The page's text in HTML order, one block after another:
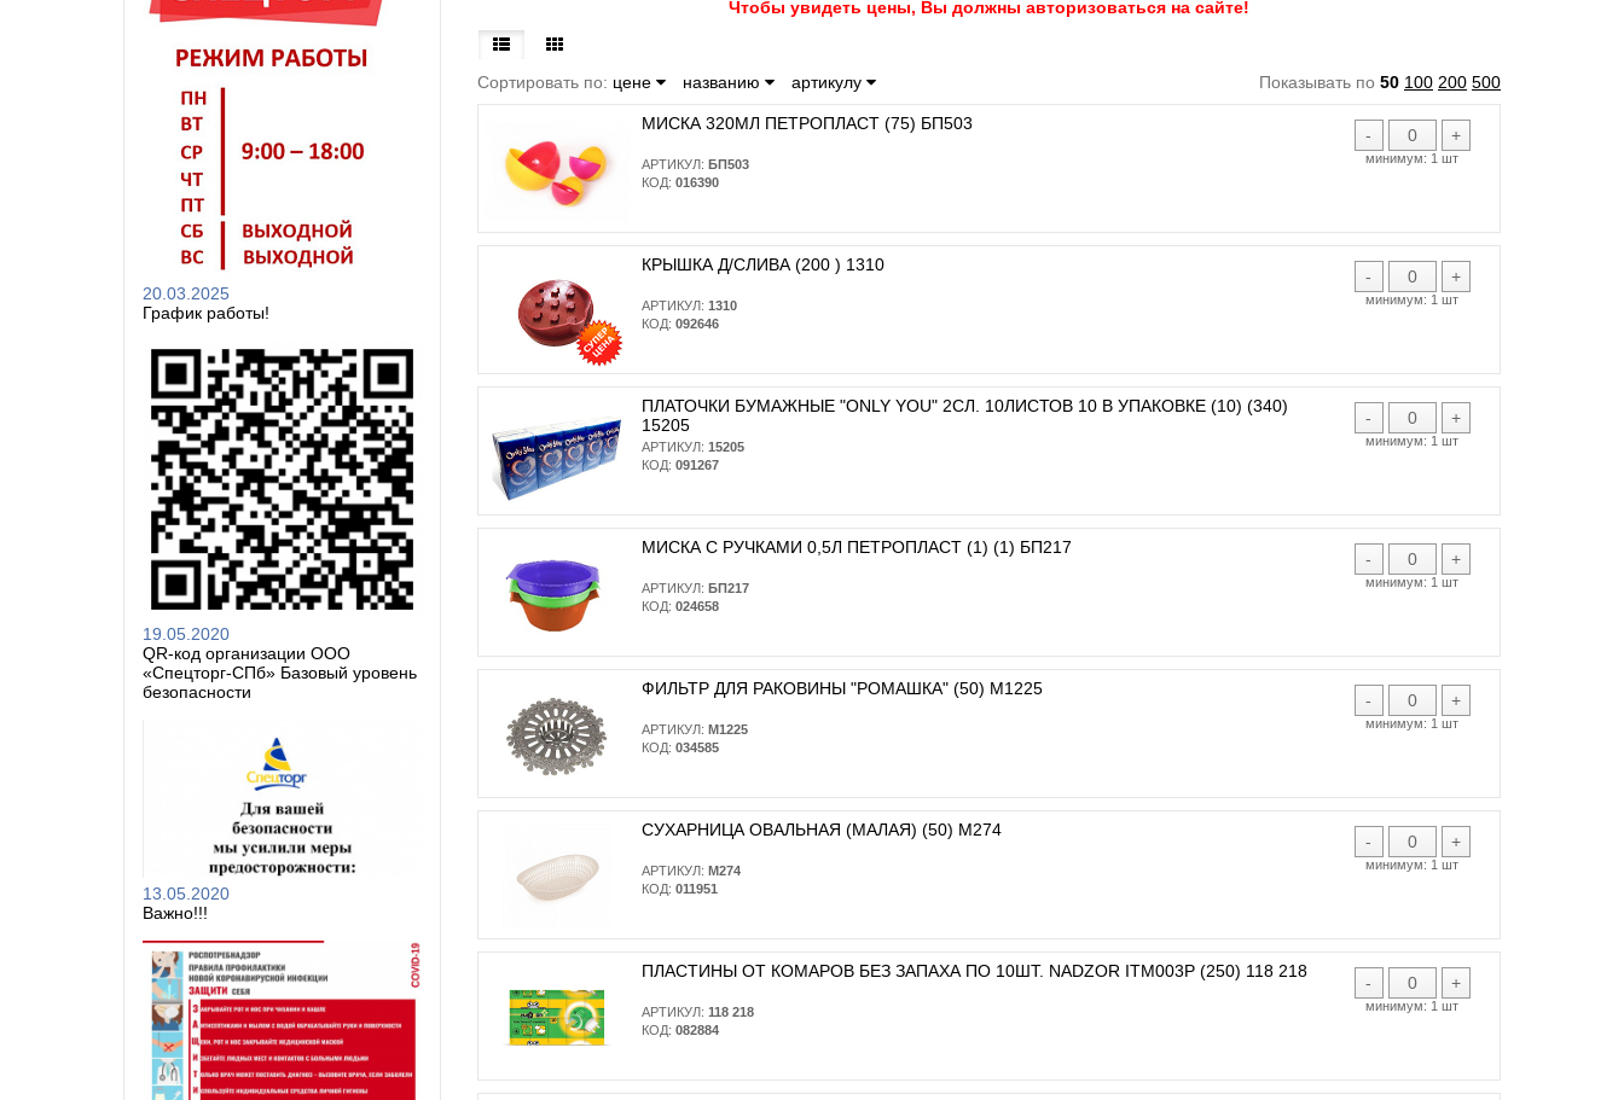
20.03.2025
График работы!
19.05.2020
QR-код организации ООО
«Спецторг-СПб» Базовый уровень
безопасности
13.05.2020
Важно!!!
Чтобы увидеть цены, Вы должны авторизоваться на сайте!
Сортировать по: цене названию артикулу Показывать по 50 100 200 500
- +
минимум: 1 шт
МИСКА 320МЛ ПЕТРОПЛАСТ (75) БП503
АРТИКУЛ: БП503
КОД: 016390
- +
минимум: 1 шт
КРЫШКА Д/СЛИВА (200 ) 1310
АРТИКУЛ: 1310
КОД: 092646
- +
минимум: 1 шт
ПЛАТОЧКИ БУМАЖНЫЕ "ONLY YOU" 2СЛ. 10ЛИСТОВ 10 В УПАКОВКЕ (10) (340)
15205
АРТИКУЛ: 15205
КОД: 091267
- +
минимум: 1 шт
МИСКА С РУЧКАМИ 0,5Л ПЕТРОПЛАСТ (1) (1) БП217
АРТИКУЛ: БП217
КОД: 024658
- +
минимум: 1 шт
ФИЛЬТР ДЛЯ РАКОВИНЫ "РОМАШКА" (50) М1225
АРТИКУЛ: М1225
КОД: 034585
- +
минимум: 1 шт
СУХАРНИЦА ОВАЛЬНАЯ (МАЛАЯ) (50) М274
АРТИКУЛ: М274
КОД: 011951
- +
минимум: 1 шт
ПЛАСТИНЫ ОТ КОМАРОВ БЕЗ ЗАПАХА ПО 10ШТ. NADZOR ITM003P (250) 118 218
АРТИКУЛ: 118 218
КОД: 082884